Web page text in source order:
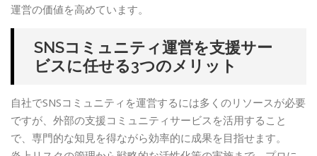
運営の価値を高めています。
SNSコミュニティ運営を支援サー
ビスに任せる3つのメリット
自社でSNSコミュニティを運営するには多くのリソースが必要
ですが、外部の支援コミュニティサービスを活用すること
で、専門的な知見を得ながら効率的に成果を目指せます。